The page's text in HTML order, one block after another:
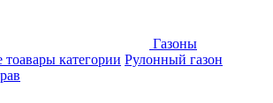
Газоны
тоавары категории Рулонный газон